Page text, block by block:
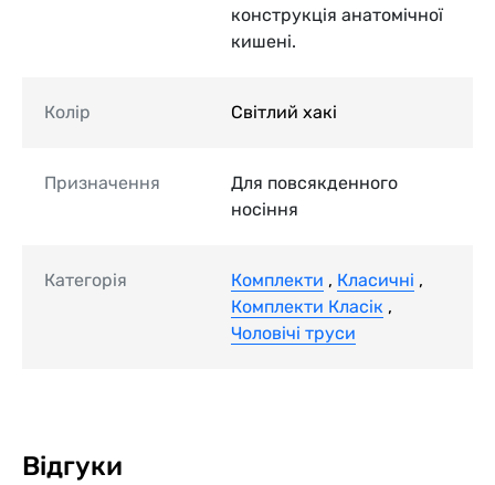
конструкція анатомічної
кишені.
Колір Світлий хакі
Призначення
Для повсякденного
носіння
Категорія Комплекти , Класичні ,
Комплекти Класік ,
Чоловічі труси
Відгуки